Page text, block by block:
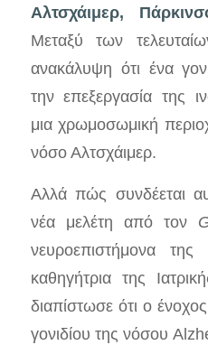
Αλτσχάιμερ,
Μεταξύ των
ανακάλυψη ότι ένα
την επεξεργασία της
μια χρωμοσωμική
νόσο Αλτσχάιμερ.
Αλλά πώς συνδέεται
νέα μελέτη από τον
νευροεπιστήμονα
καθηγήτρια της
διαπίστωσε ότι ο
γονιδίου της νόσου